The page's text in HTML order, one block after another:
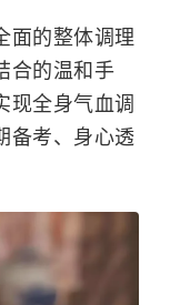
面的整体调理
合的温和手
现全身气血调
备考、身心透